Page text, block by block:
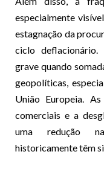
especialmente
estagnação da
ciclo deflacionário.
grave quando
geopolíticas,
União Europeia.
comerciais e a
uma redução
historicamente têm